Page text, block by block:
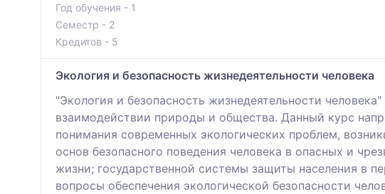
Год обучения - 1
Семестр - 2
Кредитов - 5
Экология и безопасность жизнедеятельности человека
"Экология и безопасность жизнедеятельности
взаимодействии природы и общества. Данный курс
понимания современных экологических проблем,
основ безопасного поведения человека в опасных и
жизни; государственной системы защиты населения в
вопросы обеспечения экологической безопасности